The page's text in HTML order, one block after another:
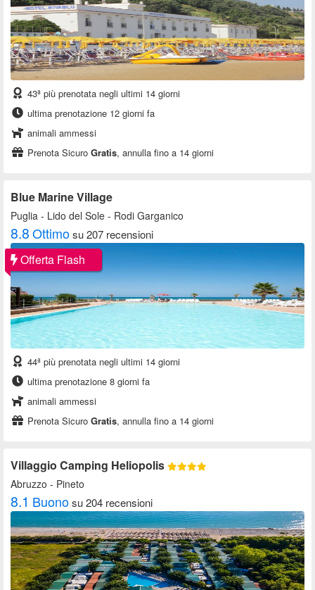
43ª più prenotata negli ultimi 14 giorni
ultima prenotazione 12 giorni fa
animali ammessi
Prenota Sicuro Gratis, annulla fino a 14 giorni
Blue Marine Village
Puglia - Lido del Sole - Rodi Garganico
8.8Ottimosu 207 recensioni
Offerta Flash
44ª più prenotata negli ultimi 14 giorni
ultima prenotazione 8 giorni fa
animali ammessi
Prenota Sicuro Gratis, annulla fino a 14 giorni
Villaggio Camping Heliopolis
Abruzzo - Pineto
8.1 Buonosu 204 recensioni